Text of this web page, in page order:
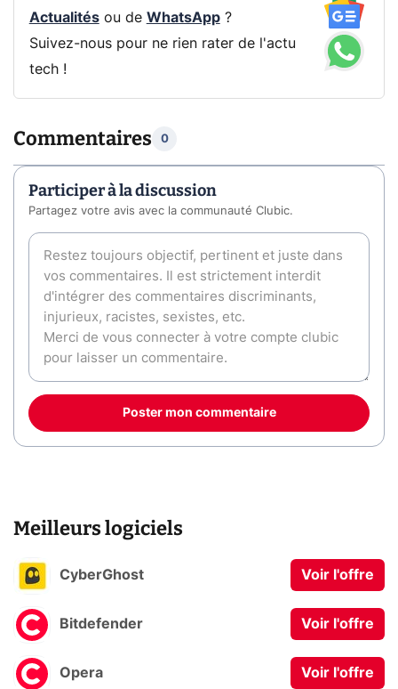
Actualitésou de WhatsApp?
Suivez-nous pour ne rien rater de l'actu
tech !
Commentaires 0
Participer à la discussion
Partagez votre avis avec la communauté Clubic.
Poster mon commentaire
Meilleurs logiciels
CyberGhost Voir l'offre
Bitdefender Voir l'offre
Opera Voir l'offre